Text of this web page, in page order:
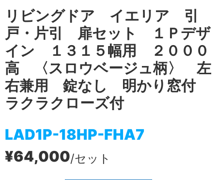
リビングドア イエリア 引
戸・片引 扉セット １Ｐデザ
イン １３１５幅用 ２０００
高 〈スロウベージュ柄〉 左
右兼用 錠なし 明かり窓付
ラクラクローズ付
LAD1P-18HP-FHA7
¥64,000/セット